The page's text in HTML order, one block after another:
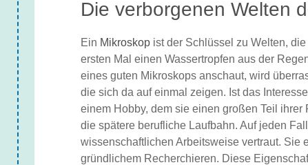
Die verborgenen Welten
Ein Mikroskop ist der Schlüssel zu Welten,
ersten Mal einen Wassertropfen aus der
eines guten Mikroskops anschaut, wird
die sich da auf einmal zeigen. Ist das
einem Hobby, dem sie einen großen Teil
die spätere berufliche Laufbahn. Auf jeden
wissenschaftlichen Arbeitsweise vertraut. Sie
gründlichem Recherchieren. Diese